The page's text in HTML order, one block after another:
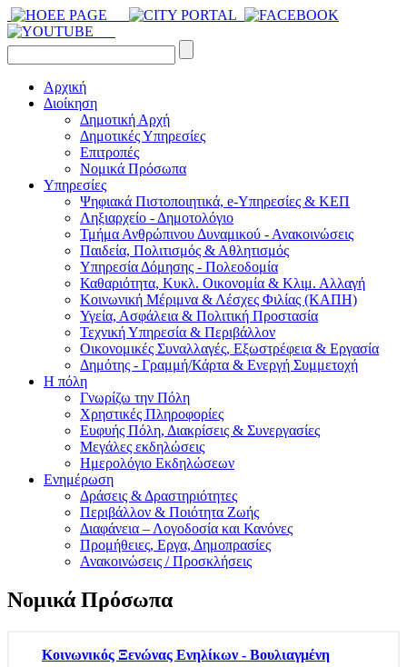
Αρχική
Διοίκηση
Δημοτική Αρχή
Δημοτικές Υπηρεσίες
Επιτροπές
Νομικά Πρόσωπα
Υπηρεσίες
Ψηφιακά Πιστοποιητικά, e-Υπηρεσίες & ΚΕΠ
Ληξιαρχείο - Δημοτολόγιο
Τμήμα Ανθρώπινου Δυναμικού - Ανακοινώσεις
Παιδεία, Πολιτισμός & Αθλητισμός
Υπηρεσία Δόμησης - Πολεοδομία
Καθαριότητα, Κυκλ. Οικονομία & Κλιμ. Αλλαγή
Kοινωνική Μέριμνα & Λέσχες Φιλίας (ΚΑΠΗ)
Υγεία, Ασφάλεια & Πολιτική Προστασία
Τεχνική Υπηρεσία & Περιβάλλον
Οικονομικές Συναλλαγές, Εξωστρέφεια & Εργασία
Δημότης - Γραμμή/Κάρτα & Ενεργή Συμμετοχή
Η πόλη
Γνωρίζω την Πόλη
Χρηστικές Πληροφορίες
Ευφυής Πόλη, Διακρίσεις & Συνεργασίες
Μεγάλες εκδηλώσεις
Ημερολόγιο Εκδηλώσεων
Ενημέρωση
Δράσεις & Δραστηριότητες
Περιβάλλον & Ποιότητα Ζωής
Διαφάνεια – Λογοδοσία και Κανόνες
Προμήθειες, Εργα, Δημοπρασίες
Ανακοινώσεις / Προσκλήσεις
Νομικά Πρόσωπα
Κοινωνικός Ξενώνας Ενηλίκων - Βουλιαγμένη